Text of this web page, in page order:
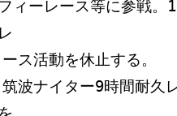
ス等に参戦。1回
ス活動を休止する。
波ナイター9時間耐久